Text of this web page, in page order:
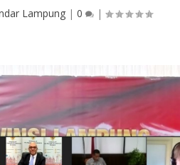
Lampung |0 |